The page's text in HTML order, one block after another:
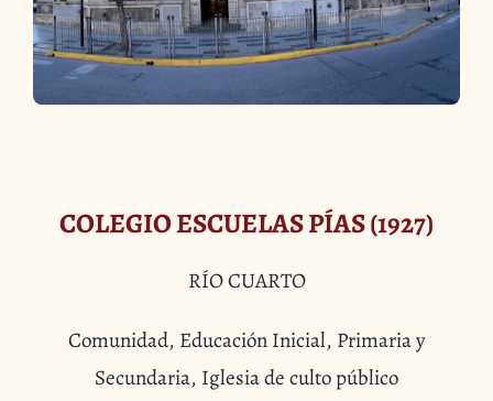
COLEGIO ESCUELAS PÍAS (1927)
RÍO CUARTO
Comunidad, Educación Inicial, Primaria y
Secundaria, Iglesia de culto público